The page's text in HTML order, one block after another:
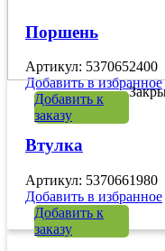
Поршень
Артикул: 5370652400
Добавить в избранное
Добавить к
заказу
Втулка
Артикул: 5370661980
Добавить в избранное
Добавить к
заказу